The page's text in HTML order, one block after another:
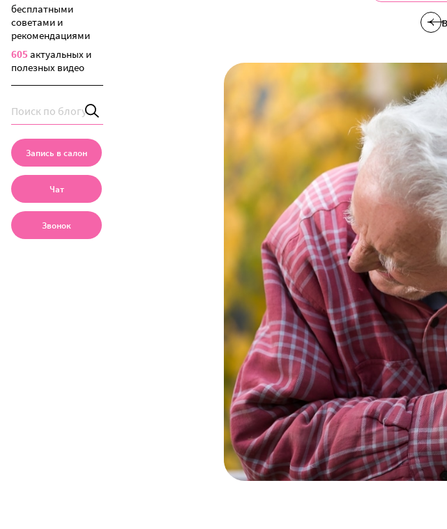
бесплатными
советами и
рекомендациями
605 актуальных и
полезных видео
Запись в салон
Чат
Звонок